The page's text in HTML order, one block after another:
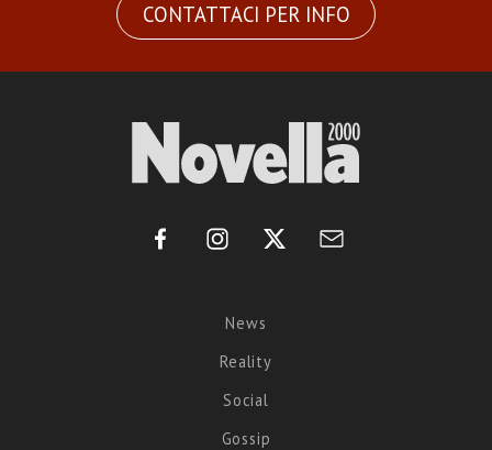
CONTATTACI PER INFO
News
Reality
Social
Gossip